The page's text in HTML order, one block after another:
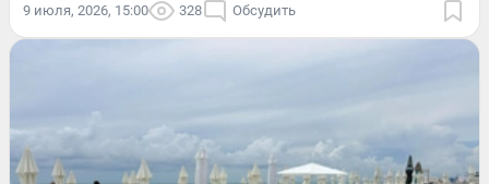
9 июля, 2026, 15:00 328 Обсудить